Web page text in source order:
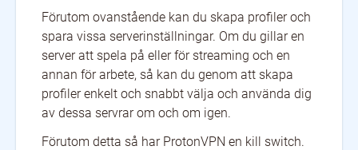
Förutom ovanstående kan du skapa profiler och
spara vissa serverinställningar. Om du gillar en
server att spela på eller för streaming och en
annan för arbete, så kan du genom att skapa
profiler enkelt och snabbt välja och använda dig
av dessa servrar om och om igen.
Förutom detta så har ProtonVPN en kill switch.